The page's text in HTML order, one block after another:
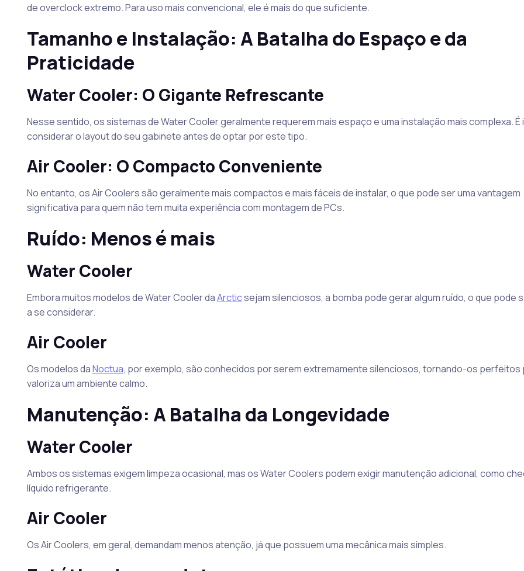
de overclock extremo. Para uso mais convencional, ele é mais do que suficiente.
Tamanho e Instalação: A Batalha do Espaço e da
Praticidade
Water Cooler: O Gigante Refrescante
Nesse sentido, os sistemas de Water Cooler geralmente requerem mais espaço e uma instalação mais complexa.
considerar o layout do seu gabinete antes de optar por este tipo.
Air Cooler: O Compacto Conveniente
No entanto, os Air Coolers são geralmente mais compactos e mais fáceis de instalar, o que pode ser uma vantagem
significativa para quem não tem muita experiência com montagem de PCs.
Ruído: Menos é mais
Water Cooler
Embora muitos modelos de Water Cooler daArcticsejam silenciosos, a bomba pode gerar algum ruído, o que pode
a se considerar.
Air Cooler
Os modelos daNoctua, por exemplo, são conhecidos por serem extremamente silenciosos, tornando-os perfeitos
valoriza um ambiente calmo.
Manutenção: A Batalha da Longevidade
Water Cooler
Ambos os sistemas exigem limpeza ocasional, mas os Water Coolers podem exigir manutenção adicional, como
líquido refrigerante.
Air Cooler
Os Air Coolers, em geral, demandam menos atenção, já que possuem uma mecânica mais simples.